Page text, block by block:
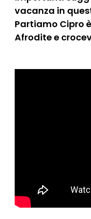
vacanza in
Partiamo Cipro
Afrodite e